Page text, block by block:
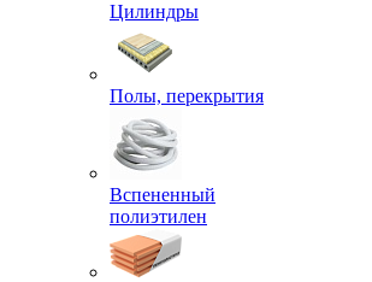
Цилиндры
Полы, перекрытия
Вспененный
полиэтилен